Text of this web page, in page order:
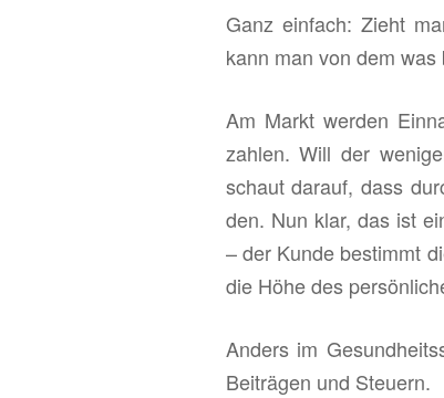
Ganz ein­fach: Zieht
kann man von dem was
Am Markt wer­den
zah­len. Will der
schaut dar­auf, dass
den. Nun klar, das ist
– der Kunde be­stimmt
die Höhe des
An­ders im
Bei­trä­gen und Steu­ern.